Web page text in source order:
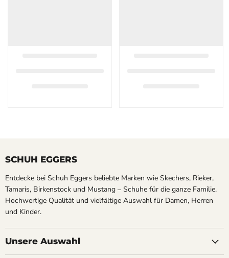
SCHUH EGGERS
Entdecke bei Schuh Eggers beliebte Marken wie Skechers, Rieker,
Tamaris, Birkenstock und Mustang – Schuhe für die ganze Familie.
Hochwertige Qualität und vielfältige Auswahl für Damen, Herren
und Kinder.
Unsere Auswahl